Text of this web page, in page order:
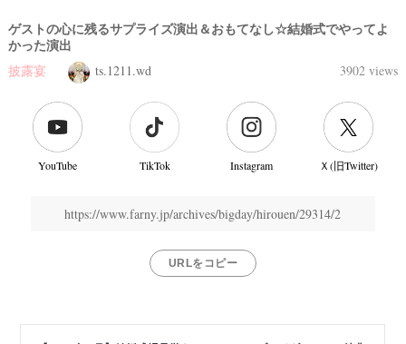
ゲストの心に残るサプライズ演出＆おもてなし☆結婚式でやってよ
かった演出
披露宴 ts.1211.wd 3902 views
YouTube TikTok Instagram Ｘ(旧Twitter)
https://www.farny.jp/archives/bigday/hirouen/29314/2
URLをコピー